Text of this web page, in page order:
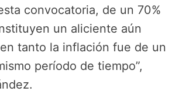
convocatoria, de un 70%
un aliciente aún
tanto la inflación fue de un
período de tiempo”,